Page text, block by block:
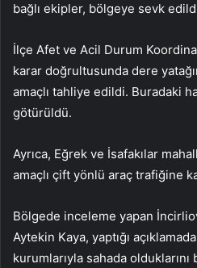
bağlı ekipler, bölgeye sevk
İlçe Afet ve Acil Durum
karar doğrultusunda dere
amaçlı tahliye edildi. Buradaki
götürüldü.
Ayrıca, Eğrek ve İsafakılar
amaçlı çift yönlü araç trafiğine
Bölgede inceleme yapan
Aytekin Kaya, yaptığı
kurumlarıyla sahada